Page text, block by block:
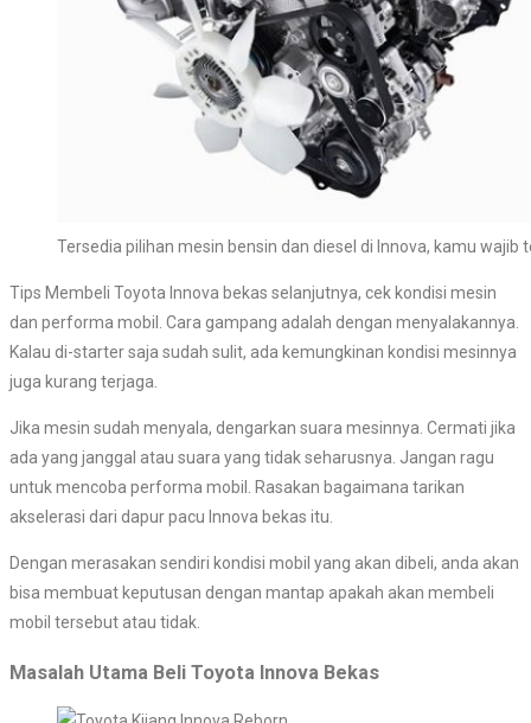
Tersedia pilihan mesin bensin dan diesel di Innova, kamu wajib
Tips Membeli Toyota Innova bekas selanjutnya, cek kondisi mesin
dan performa mobil. Cara gampang adalah dengan menyalakannya.
Kalau di-starter saja sudah sulit, ada kemungkinan kondisi mesinnya
juga kurang terjaga.
Jika mesin sudah menyala, dengarkan suara mesinnya. Cermati jika
ada yang janggal atau suara yang tidak seharusnya. Jangan ragu
untuk mencoba performa mobil. Rasakan bagaimana tarikan
akselerasi dari dapur pacu Innova bekas itu.
Dengan merasakan sendiri kondisi mobil yang akan dibeli, anda akan
bisa membuat keputusan dengan mantap apakah akan membeli
mobil tersebut atau tidak.
Masalah Utama Beli Toyota Innova Bekas